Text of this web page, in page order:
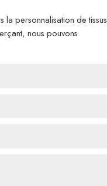
la personnalisation de tissus
nous pouvons